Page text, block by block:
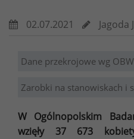
02.07.2021 Jagoda
Dane przekrojowe wg OBW
Zarobki na stanowiskach i
W Ogólnopolskim
wzięły 37 673